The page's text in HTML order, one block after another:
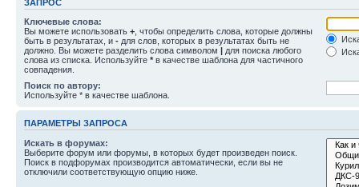
ЗАПРОС
Ключевые слова:
Вы можете использовать + , чтобы определить слова, которые должны
быть в результатах, и - для слов, которых в результатах быть не
должно. Вы можете разделить слова символом | для поиска любого
слова из списка. Используйте * в качестве шаблона для частичного
совпадения.
Поиск по автору:
Используйте * в качестве шаблона.
ПАРАМЕТРЫ ЗАПРОСА
Искать в форумах:
Выберите форум или форумы, в которых будет произведен поиск.
Поиск в подфорумах производится автоматически, если вы не
отключили соответствующую опцию ниже.